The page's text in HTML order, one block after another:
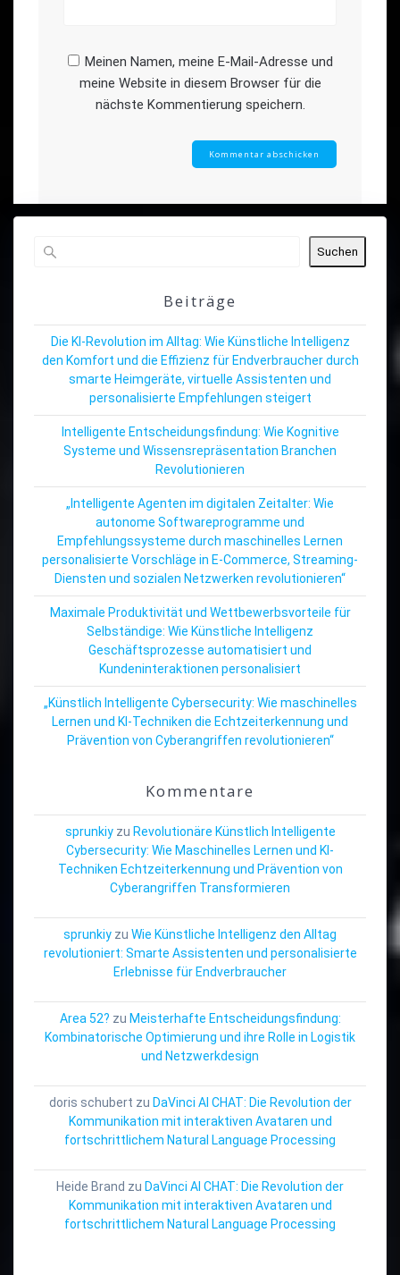
Meinen Namen, meine E-Mail-Adresse und
meine Website in diesem Browser für die
nächste Kommentierung speichern.
Suchen
Beiträge
Die KI-Revolution im Alltag: Wie Künstliche Intelligenz
den Komfort und die Effizienz für Endverbraucher durch
smarte Heimgeräte, virtuelle Assistenten und
personalisierte Empfehlungen steigert
Intelligente Entscheidungsfindung: Wie Kognitive
Systeme und Wissensrepräsentation Branchen
Revolutionieren
„Intelligente Agenten im digitalen Zeitalter: Wie
autonome Softwareprogramme und
Empfehlungssysteme durch maschinelles Lernen
personalisierte Vorschläge in E-Commerce, Streaming-
Diensten und sozialen Netzwerken revolutionieren“
Maximale Produktivität und Wettbewerbsvorteile für
Selbständige: Wie Künstliche Intelligenz
Geschäftsprozesse automatisiert und
Kundeninteraktionen personalisiert
„Künstlich Intelligente Cybersecurity: Wie maschinelles
Lernen und KI-Techniken die Echtzeiterkennung und
Prävention von Cyberangriffen revolutionieren“
Kommentare
sprunkiyzu Revolutionäre Künstlich Intelligente
Cybersecurity: Wie Maschinelles Lernen und KI-
Techniken Echtzeiterkennung und Prävention von
Cyberangriffen Transformieren
sprunkiy zu Wie Künstliche Intelligenz den Alltag
revolutioniert: Smarte Assistenten und personalisierte
Erlebnisse für Endverbraucher
Area 52? zu Meisterhafte Entscheidungsfindung:
Kombinatorische Optimierung und ihre Rolle in Logistik
und Netzwerkdesign
doris schubert zu DaVinci AI CHAT: Die Revolution der
Kommunikation mit interaktiven Avataren und
fortschrittlichem Natural Language Processing
Heide Brand zu DaVinci AI CHAT: Die Revolution der
Kommunikation mit interaktiven Avataren und
fortschrittlichem Natural Language Processing